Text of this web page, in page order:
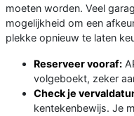
moeten worden. Veel
mogelijkheid om een
plekke opnieuw te laten
Reserveer vooraf:
volgeboekt, zeker
Check je
kentekenbewijs. Je